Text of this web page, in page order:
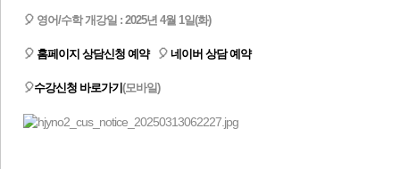
🎈 ​ 영어/수학​ 개강일 ​ : 2025년 4월 1일(화)
🎈 홈페이지 상담신청 예약 🎈 네이버 상담 예약
🎈수강신청 바로가기 (모바일)